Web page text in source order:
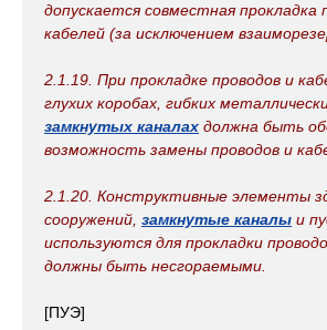
допускается совместная прокладка
кабелей (за исключением
2.1.19. При прокладке проводов и
глухих коробах, гибких
замкнутых каналах должна быть
возможность замены проводов и
2.1.20. Конструктивные элементы
сооружений, замкнутые каналы и
используются для прокладки
должны быть несгораемыми.
[ПУЭ]